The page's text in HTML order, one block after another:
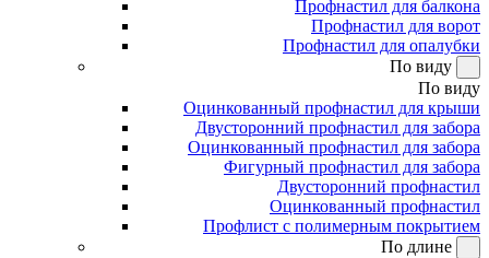
Профнастил для балкона
Профнастил для ворот
Профнастил для опалубки
По виду
По виду
Оцинкованный профнастил для крыши
Двусторонний профнастил для забора
Оцинкованный профнастил для забора
Фигурный профнастил для забора
Двусторонний профнастил
Оцинкованный профнастил
Профлист с полимерным покрытием
По длине